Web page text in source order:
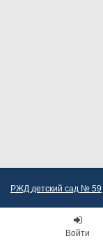
РЖД детский сад № 59
Войти